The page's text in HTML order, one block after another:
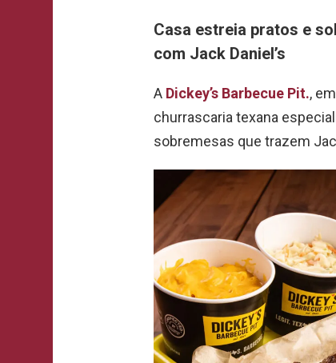
Casa estreia pratos e
com Jack Daniel’s
A Dickey’s Barbecue Pit.,
churrascaria texana
sobremesas que trazem